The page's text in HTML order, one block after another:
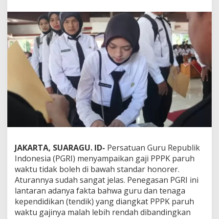
P
P
P
K
P
a
r
W
a
u
i
d
a
k
B
o
e
h
JAKARTA, SUARAGU. ID- Persatuan Guru Republik
Indonesia (PGRI) menyampaikan gaji PPPK paruh
waktu tidak boleh di bawah standar honorer.
Aturannya sudah sangat jelas. Penegasan PGRI ini
lantaran adanya fakta bahwa guru dan tenaga
kependidikan (tendik) yang diangkat PPPK paruh
waktu gajinya malah lebih rendah dibandingkan